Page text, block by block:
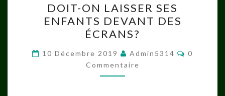
ON
LAISSER
SES
ENFANTS
DEVANT
DES
DOIT-ON LAISSER SES
ENFANTS DEVANT DES
ÉCRANS?
10 Décembre 2019 Admin5314
0
Commentaire